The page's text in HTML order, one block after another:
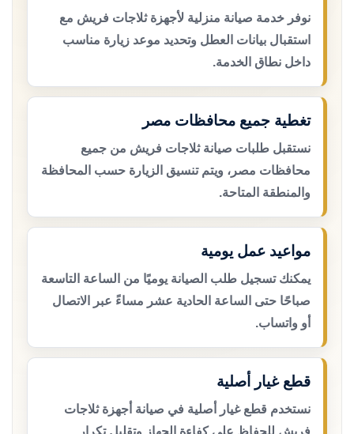
نوفر خدمة صيانة منزلية لأجهزة ثلاجات فريش مع
استقبال بيانات العطل وتحديد موعد زيارة مناسب
داخل نطاق الخدمة.
تغطية جميع محافظات مصر
نستقبل طلبات صيانة ثلاجات فريش من جميع
محافظات مصر، ويتم تنسيق الزيارة حسب المحافظة
والمنطقة المتاحة.
مواعيد عمل يومية
يمكنك تسجيل طلب الصيانة يوميًا من الساعة التاسعة
صباحًا حتى الساعة الحادية عشر مساءً عبر الاتصال
أو واتساب.
قطع غيار أصلية
نستخدم قطع غيار أصلية في صيانة أجهزة ثلاجات
فريش للحفاظ على كفاءة الجهاز وتقليل تكرار